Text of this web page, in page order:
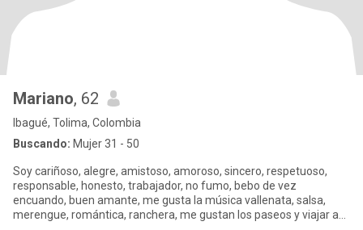
Mariano, 62
Ibagué, Tolima, Colombia
Buscando: Mujer 31 - 50
Soy cariñoso, alegre, amistoso, amoroso, sincero, respetuoso,
responsable, honesto, trabajador, no fumo, bebo de vez
encuando, buen amante, me gusta la música vallenata, salsa,
merengue, romántica, ranchera, me gustan los paseos y viajar a